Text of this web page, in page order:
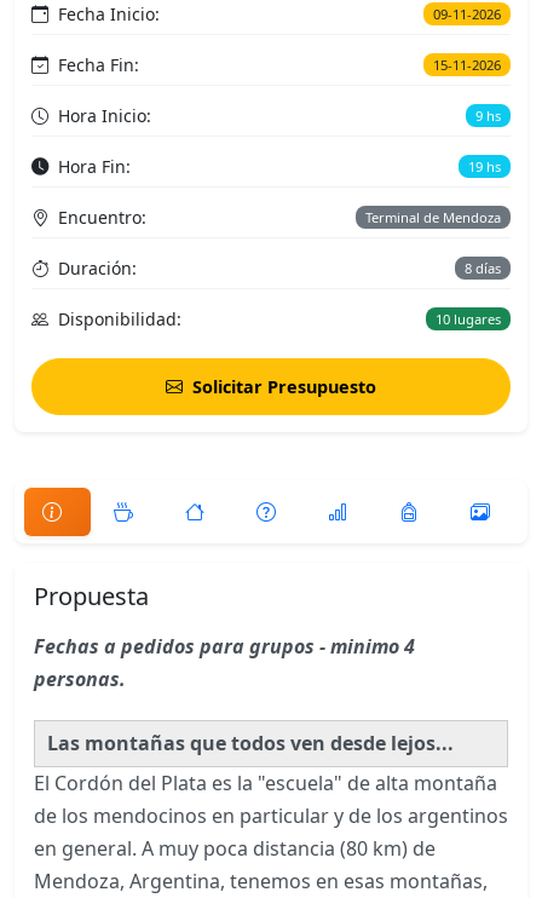
Fecha Inicio: 09-11-2026
Fecha Fin: 15-11-2026
Hora Inicio: 9 hs
Hora Fin: 19 hs
Encuentro: Terminal de Mendoza
Duración: 8 días
Disponibilidad: 10 lugares
Solicitar Presupuesto
Propuesta
Fechas a pedidos para grupos - minimo 4
personas.
Las montañas que todos ven desde lejos...
El Cordón del Plata es la "escuela" de alta montaña
de los mendocinos en particular y de los argentinos
en general. A muy poca distancia (80 km) de
Mendoza, Argentina, tenemos en esas montañas,